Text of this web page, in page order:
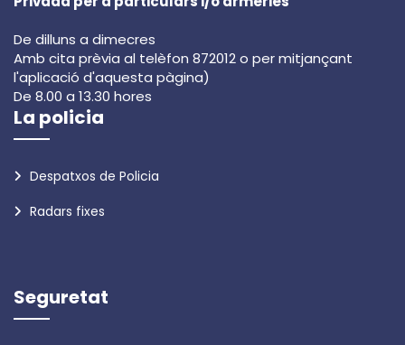
De dilluns a dimecres
Amb cita prèvia al telèfon 872012 o per mitjançant
l'aplicació d'aquesta pàgina)
De 8.00 a 13.30 hores
La policia
Despatxos de Policia
Radars fixes
Seguretat